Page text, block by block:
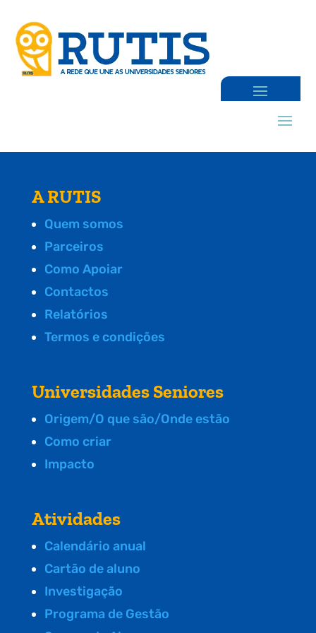
A RUTIS
Quem somos
Parceiros
Como Apoiar
Contactos
Relatórios
Termos e condições
Universidades Seniores
Origem/O que são/Onde estão
Como criar
Impacto
Atividades
Calendário anual
Cartão de aluno
Investigação
Programa de Gestão